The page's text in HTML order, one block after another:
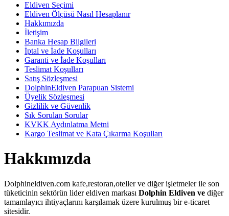
Eldiven Seçimi
Eldiven Ölçüsü Nasıl Hesaplanır
Hakkımızda
İletişim
Banka Hesap Bilgileri
İptal ve İade Koşulları
Garanti ve İade Koşulları
Teslimat Koşulları
Satış Sözleşmesi
DolphinEldiven Parapuan Sistemi
Üyelik Sözleşmesi
Gizlilik ve Güvenlik
Sık Sorulan Sorular
KVKK Aydınlatma Metni
Kargo Teslimat ve Kata Çıkarma Koşulları
Hakkımızda
Dolphineldiven.com kafe,restoran,oteller ve diğer işletmeler ile son
tüketicinin sektörün lider eldiven markası Dolphin Eldiven ve diğer
tamamlayıcı ihtiyaçlarını karşılamak üzere kurulmuş bir e-ticaret
sitesidir.